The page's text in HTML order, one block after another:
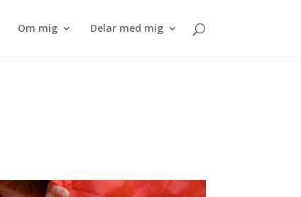
Om mig Delar med mig